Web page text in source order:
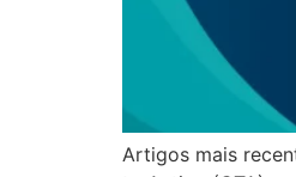
Artigos mais